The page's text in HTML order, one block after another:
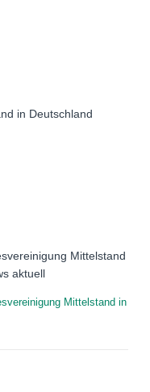
in Deutschland
Mittelstand
aktuell
Mittelstand in